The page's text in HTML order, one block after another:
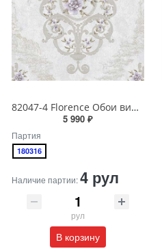
82047-4 Florence Обои виниловые на бумажной основе 1.06*15.6
5 990 ₽
Партия
180316
Наличие партии:4 рул
рул
В корзину